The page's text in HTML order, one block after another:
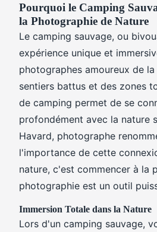
Pourquoi le Camping
la Photographie de Nature
Le camping sauvage, ou
expérience unique et
photographes amoureux de
sentiers battus et des zones
de camping permet de se
profondément avec la nature
Havard, photographe
l'importance de cette
nature, c'est commencer à la
photographie est un outil
Immersion Totale dans la Nature
Lors d'un camping sauvage,